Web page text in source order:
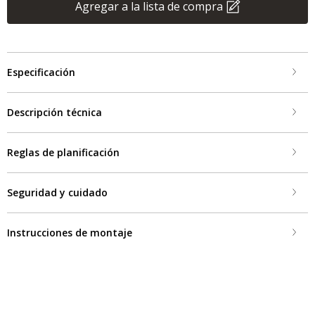
Agregar a la lista de compra
Especificación
Descripción técnica
Reglas de planificación
Seguridad y cuidado
Instrucciones de montaje